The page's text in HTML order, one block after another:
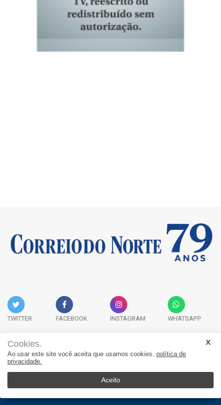
TWITTER FACEBOOK INSTAGRAM WHATSAPP
Acervo Digital Fale Conosco Quem Somos
Cookies.
Ao usar este site você aceita que usamos cookies. política de
privacidade.
Aceito